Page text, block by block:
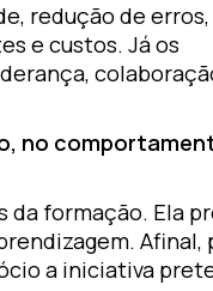
redução de
e custos. Já os
no
da formação. Ela
Afinal,
a iniciativa